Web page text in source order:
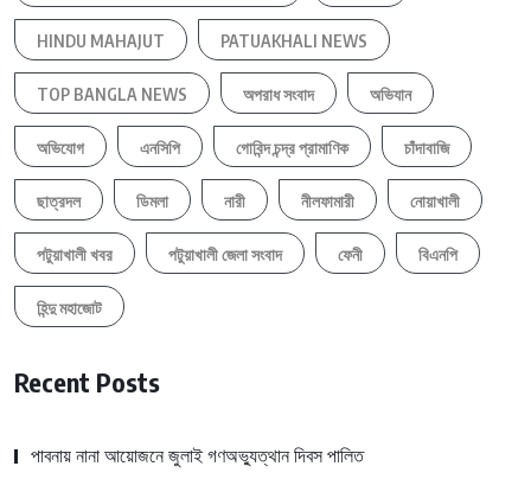
HINDU MAHAJUT PATUAKHALI NEWS
TOP BANGLA NEWS অপরাধ সংবাদ অভিযান
অভিযোগ এনসিপি গোবিন্দ চন্দ্র প্রামাণিক চাঁদাবাজি
ছাত্রদল ডিমলা নারী নীলফামারী নোয়াখালী
পটুয়াখালী খবর পটুয়াখালী জেলা সংবাদ ফেনী বিএনপি
হিন্দু মহাজোট
Recent Posts
পাবনায় নানা আয়োজনে জুলাই গণঅভ্যুত্থান দিবস পালিত